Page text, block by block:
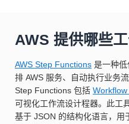
AWS 提供哪些工
AWS Step Functions 是一种
排 AWS 服务、自动执行业务
Step Functions 包括
可视化工作流设计程器。此工
基于 JSON 的结构化语言，用